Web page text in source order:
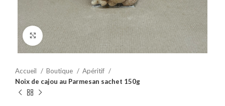
Cliquez pour agrandir
Accueil Boutique
Apéritif
Noix de cajou au Parmesan sachet 150g